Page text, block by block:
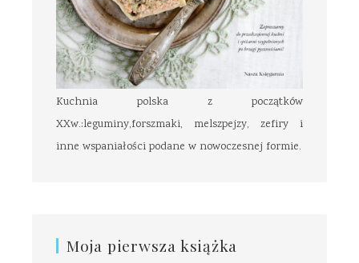
Kuchnia polska z początków
XXw.:leguminy,forszmaki, melszpejzy, zefiry i
inne wspaniałości podane w nowoczesnej formie.
Moja pierwsza książka